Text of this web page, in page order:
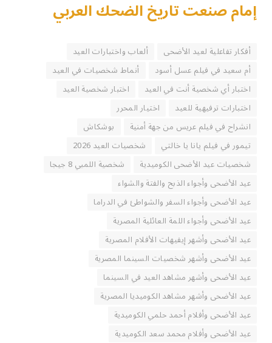
إمام صنعت تاريخ الضحك العربي
أفكار تفاعلية لعيد الأضحى
ألعاب واختبارات العيد
أم سعيد في فيلم عسل أسود
أنماط شخصيات في العيد
اختبار أي شخصية أنت في العيد
اختبار شخصية العيد
اختبارات ترفيهية للعيد
اختيار المحرر
انشراح في فيلم عريس من جهة أمنية
بوشكاش
تيمور في فيلم يانا يا خالتي
شخصيات العيد 2026
شخصيات عيد الأضحى الكوميدية
شخصية اللمبي 8 جيجا
عيد الأضحى وأجواء الذبح والفتة والشواء
عيد الأضحى وأجواء السفر والشواطئ في الدراما
عيد الأضحى وأجواء اللمة العائلية المصرية
عيد الأضحى وأشهر إيفيهات الأفلام المصرية
عيد الأضحى وأشهر شخصيات السينما المصرية
عيد الأضحى وأشهر مشاهد العيد في السينما
عيد الأضحى وأشهر مشاهد الكوميديا المصرية
عيد الأضحى وأفلام أحمد حلمي الكوميدية
عيد الأضحى وأفلام محمد سعد الكوميدية